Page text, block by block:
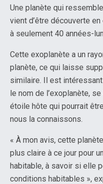
Une planète qui
vient d’être découverte
à seulement 40 années-
Cette exoplanète a un
planète, ce qui laisse
similaire. Il est
le nom de l’exoplanète,
étoile hôte qui pourrait
nous la connaissons.
« À mon avis, cette
plus claire à ce jour pour
habitable, à savoir si elle
conditions habitables »,